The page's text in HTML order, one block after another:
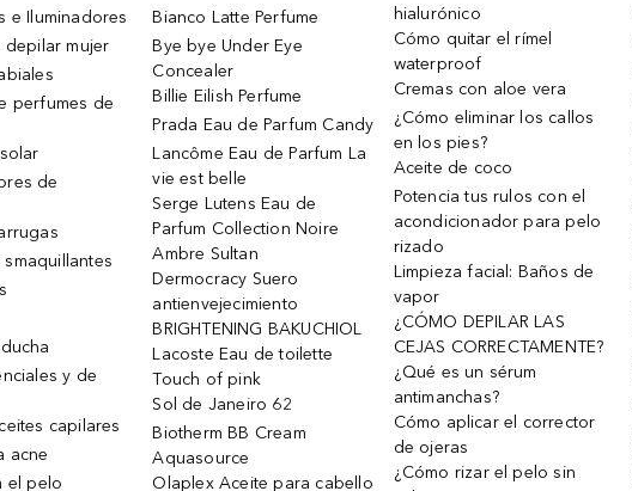
e Iluminadores
depilar mujer
perfumes de
de
y de
capilares
acne
el pelo
Bianco Latte Perfume
Bye bye Under Eye
Concealer
Billie Eilish Perfume
Prada Eau de Parfum Candy
Lancôme Eau de Parfum La
vie est belle
Serge Lutens Eau de
Parfum Collection Noire
Ambre Sultan
Dermocracy Suero
antienvejecimiento
BRIGHTENING BAKUCHIOL
Lacoste Eau de toilette
Touch of pink
Sol de Janeiro 62
Biotherm BB Cream
Aquasource
Olaplex Aceite para cabello
hialurónico
Cómo quitar el rímel
waterproof
Cremas con aloe vera
¿Cómo eliminar los callos
en los pies?
Aceite de coco
Potencia tus rulos con el
acondicionador para pelo
rizado
Limpieza facial: Baños de
vapor
¿CÓMO DEPILAR LAS
CEJAS CORRECTAMENTE?
¿Qué es un sérum
antimanchas?
Cómo aplicar el corrector
de ojeras
¿Cómo rizar el pelo sin